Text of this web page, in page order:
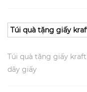
Túi quà tặng giấy
Túi quà tặng giấy
dây giấy